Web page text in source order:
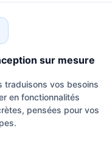
sur mesure
traduisons vos besoins
en fonctionnalités
pensées pour vos